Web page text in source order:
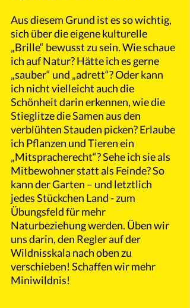
Aus diesem Grund ist es so wichtig,
sich über die eigene kulturelle
„Brille“ bewusst zu sein. Wie schaue
ich auf Natur? Hätte ich es gerne
„sauber“ und „adrett“? Oder kann
ich nicht vielleicht auch die
Schönheit darin erkennen, wie die
Stieglitze die Samen aus den
verblühten Stauden picken? Erlaube
ich Pflanzen und Tieren ein
„Mitspracherecht“? Sehe ich sie als
Mitbewohner statt als Feinde? So
kann der Garten – und letztlich
jedes Stückchen Land - zum
Übungsfeld für mehr
Naturbeziehung werden. Üben wir
uns darin, den Regler auf der
Wildnisskala nach oben zu
verschieben! Schaffen wir mehr
Miniwildnis!